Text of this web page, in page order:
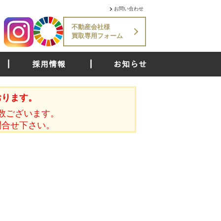
不動産会社様
買取専用フォーム
お問い合わせ
採用情報 お知らせ
ます。
ざいます。
せ下さい。